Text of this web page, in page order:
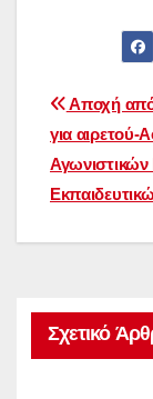
Αποχή από
για αιρετού-
Σχετικό